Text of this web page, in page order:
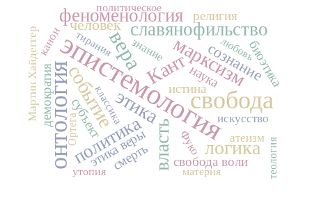
эпистемологиясвобода
онтология
вераКант
событиеэтика
власть
марксизм
логика
политика
славянофильство
феноменология
человек
сознание
субъект
наука
религия
этика веры
демократия
свобода воли
истина
смерть
биоэтика
канон
Мартин Хайдеггер искусство
знание
Фуко атеизм
тирания любовь
политическое
материя
классика
теология
утопия
Ортега